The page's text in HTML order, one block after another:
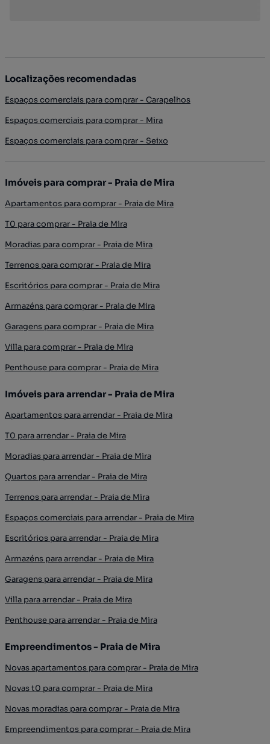
Localizações recomendadas
Espaços comerciais para comprar - Carapelhos
Espaços comerciais para comprar - Mira
Espaços comerciais para comprar - Seixo
Imóveis para comprar - Praia de Mira
Apartamentos para comprar - Praia de Mira
T0 para comprar - Praia de Mira
Moradias para comprar - Praia de Mira
Terrenos para comprar - Praia de Mira
Escritórios para comprar - Praia de Mira
Armazéns para comprar - Praia de Mira
Garagens para comprar - Praia de Mira
Villa para comprar - Praia de Mira
Penthouse para comprar - Praia de Mira
Imóveis para arrendar - Praia de Mira
Apartamentos para arrendar - Praia de Mira
T0 para arrendar - Praia de Mira
Moradias para arrendar - Praia de Mira
Quartos para arrendar - Praia de Mira
Terrenos para arrendar - Praia de Mira
Espaços comerciais para arrendar - Praia de Mira
Escritórios para arrendar - Praia de Mira
Armazéns para arrendar - Praia de Mira
Garagens para arrendar - Praia de Mira
Villa para arrendar - Praia de Mira
Penthouse para arrendar - Praia de Mira
Empreendimentos - Praia de Mira
Novas apartamentos para comprar - Praia de Mira
Novas t0 para comprar - Praia de Mira
Novas moradias para comprar - Praia de Mira
Empreendimentos para comprar - Praia de Mira